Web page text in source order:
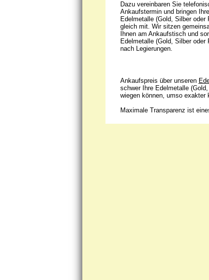
Dazu vereinbaren Sie
Ankaufstermin und bringen Ihre
Edelmetalle (Gold, Silber oder
gleich mit. Wir sitzen
Ihnen am Ankaufstisch und
Edelmetalle (Gold, Silber oder
nach Legierungen.
Ankaufspreis über unseren
schwer Ihre Edelmetalle
wiegen können, umso exakter
Maximale Transparenz ist